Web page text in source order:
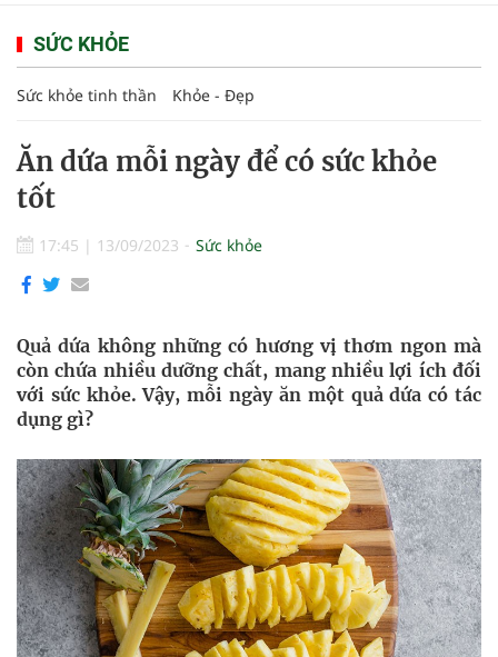
SỨC KHỎE
Sức khỏe tinh thần Khỏe - Đẹp
Ăn dứa mỗi ngày để có sức khỏe
tốt
17:45 | 13/09/2023 Sức khỏe
Quả dứa không những có hương vị thơm ngon mà
còn chứa nhiều dưỡng chất, mang nhiều lợi ích đối
với sức khỏe. Vậy, mỗi ngày ăn một quả dứa có tác
dụng gì?